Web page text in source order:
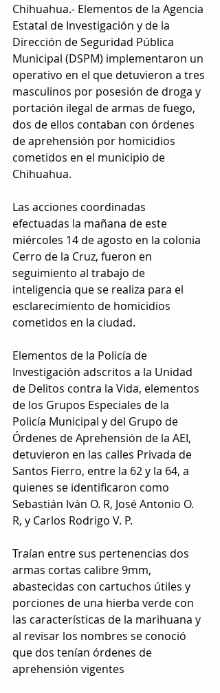
Chihuahua.- Elementos de la Agencia
Estatal de Investigación y de la
Dirección de Seguridad Pública
Municipal (DSPM) implementaron un
operativo en el que detuvieron a tres
masculinos por posesión de droga y
portación ilegal de armas de fuego,
dos de ellos contaban con órdenes
de aprehensión por homicidios
cometidos en el municipio de
Chihuahua.
Las acciones coordinadas
efectuadas la mañana de este
miércoles 14 de agosto en la colonia
Cerro de la Cruz, fueron en
seguimiento al trabajo de
inteligencia que se realiza para el
esclarecimiento de homicidios
cometidos en la ciudad.
Elementos de la Policía de
Investigación adscritos a la Unidad
de Delitos contra la Vida, elementos
de los Grupos Especiales de la
Policía Municipal y del Grupo de
Órdenes de Aprehensión de la AEI,
detuvieron en las calles Privada de
Santos Fierro, entre la 62 y la 64, a
quienes se identificaron como
Sebastián Iván O. R, José Antonio O.
R, y Carlos Rodrigo V. P.
Traían entre sus pertenencias dos
armas cortas calibre 9mm,
abastecidas con cartuchos útiles y
porciones de una hierba verde con
las características de la marihuana y
al revisar los nombres se conoció
que dos tenían órdenes de
aprehensión vigentes